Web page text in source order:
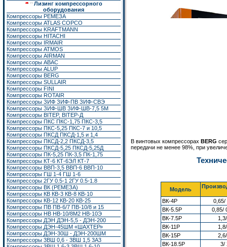
Лизинг компрессорного
оборудования
Компрессоры РЕМЕЗА
Компрессоры ATLAS COPCO
Компрессоры KRAFTMANN
Компрессоры HITACHI
Компрессоры IRMAIR
Компрессоры ATMOS
Компрессоры AIRMAN
Компрессоры ABAC
Компрессоры ALUP
Компрессоры BERG
Компрессоры SULLAIR
Компрессоры FINI
Компрессоры ROTAIR
Компрессоры ЗИФ ЗИФ-ПВ ЗИФ-СВЭ
Компрессоры ЗИФ-ШВ ЗИФ-ШВ-7,5 5М
Компрессоры BITEP, BITEP-Д
Компрессоры ПКС ПКС-1,75 ПКС-3,5
Компрессоры ПКС-5,25 ПКС-7 и 10,5
Компрессоры ПКСД ПКСД-1,5 и 1,4
Компрессоры ПКСД-2,2 ПКСД-3,5
Компрессоры ПКСД-5,25 ПКСД-5,25Д
Компрессоры ПК-5,25 ПК-3,5 ПК-1,75
Компрессоры КТ-6 КТ-6ЭЛ КТ-7
Компрессоры ВВП-3,5 ВВП-6 ВВП-10
Компрессоры ГШ 1-4 ГШ 1-6
Компрессоры 2ГУ 0.5-1 2ГУ 0.5-1.8
Компрессоры ВК (РЕМЕЗА)
Компрессоры КВ КВ-3 КВ-8 КВ-10
Компрессоры КВ-12 КВ-20 КВ-25
Компрессоры ПВ ПВ-6/7 ПВ-10/8 и 15
Компрессоры НВ НВ-10/8М2 НВ-10Э
Компрессоры ДЭН ДЭН-5,5 - ДЭН-200
Компрессоры ДЭН-45ШМ «ШАХТЕР»
Компрессоры ДЭН-30Ш - ДЭН-200ШМ
Компрессоры 3ВШ 0,6 - 3ВШ 1,5 3А3
В винтовых компрессорах BERG
передачи не менее 98%, при
Модель
ВК-4Р
0,65/
ВК-5.5Р
0,85/
ВК-7.5Р
ВК-11Р
ВК-15Р
ВК-18.5Р
3/